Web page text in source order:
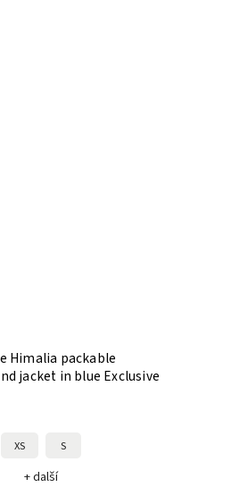
Himalia packable
jacket in blue Exclusive
XS S
+ další